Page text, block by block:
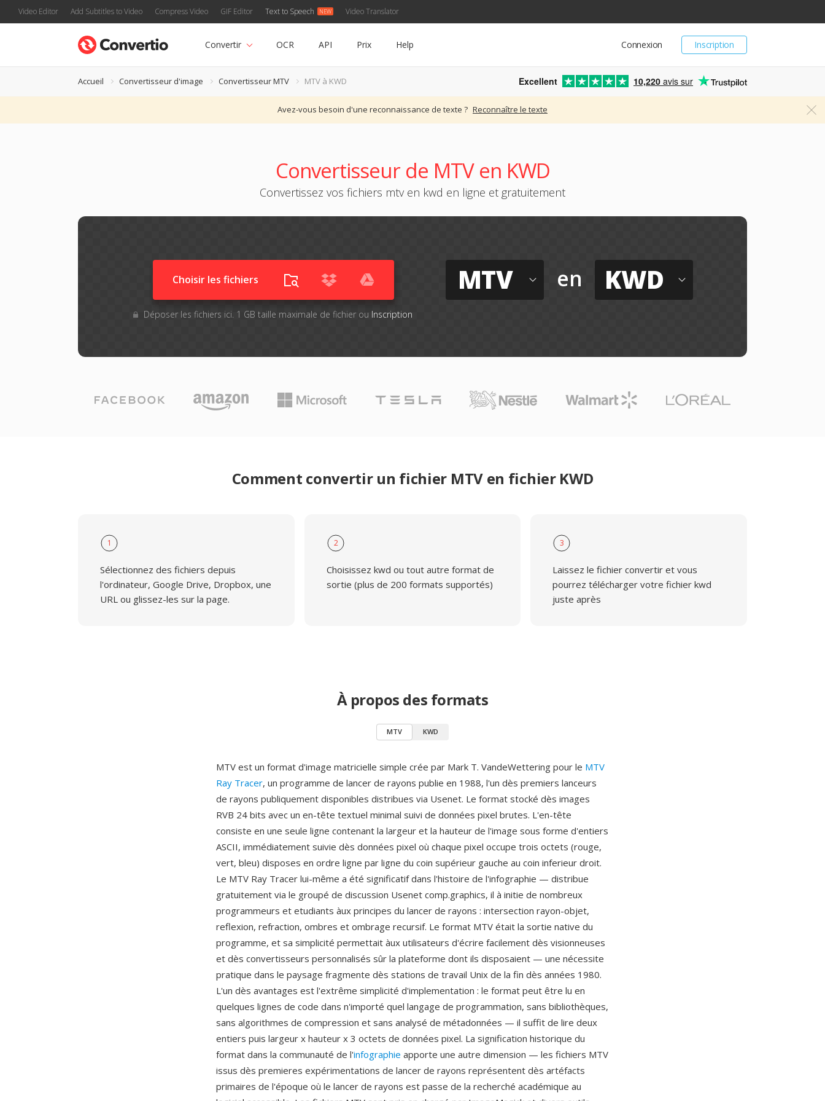
Video Editor Add Subtitles to Video Compress Video GIF Editor Text to Speech Video Translator
Inscription
Connexion
Convertir OCR API Prix Help
Accueil Convertisseur d'image Convertisseur MTV MTV à KWD Excellent 10,220 avis sur
Avez-vous besoin d'une reconnaissance de texte ? Reconnaître le texte
Convertisseur de MTV en KWD
Convertissez vos fichiers mtv en kwd en ligne et gratuitement
Choisir les fichiers
Déposer les fichiers ici. 1 GB taille maximale de fichier ou Inscription
MTV en KWD
Comment convertir un fichier MTV en fichier KWD
1
Sélectionnez des fichiers depuis
l'ordinateur, Google Drive, Dropbox, une
URL ou glissez-les sur la page.
2
Choisissez kwd ou tout autre format de
sortie (plus de 200 formats supportés)
3
Laissez le fichier convertir et vous
pourrez télécharger votre fichier kwd
juste après
À propos des formats
MTV KWD
MTV est un format d'image matricielle simple crée par Mark T. VandeWettering pour le MTV
Ray Tracer, un programme de lancer de rayons publie en 1988, l'un dès premiers lanceurs
de rayons publiquement disponibles distribues via Usenet. Le format stocké dès images
RVB 24 bits avec un en-tête textuel minimal suivi de données pixel brutes. L'en-tête
consiste en une seule ligne contenant la largeur et la hauteur de l'image sous forme d'entiers
ASCII, immédiatement suivie dès données pixel où chaque pixel occupe trois octets (rouge,
vert, bleu) disposes en ordre ligne par ligne du coin supérieur gauche au coin inferieur droit.
Le MTV Ray Tracer lui-même a été significatif dans l'histoire de l'infographie — distribue
gratuitement via le groupé de discussion Usenet comp.graphics, il à initie de nombreux
programmeurs et etudiants àux principes du lancer de rayons : intersection rayon-objet,
reflexion, refraction, ombres et ombrage recursif. Le format MTV était la sortie native du
programme, et sa simplicité permettait àux utilisateurs d'écrire facilement dès visionneuses
et dès convertisseurs personnalisés sûr la plateforme dont ils disposaient — une nécessite
pratique dans le paysage fragmente dès stations de travail Unix de la fin dès années 1980.
L'un dès avantages est l'extrême simplicité d'implementation : le format peut être lu en
quelques lignes de code dans n'importé quel langage de programmation, sans bibliothèques,
sans algorithmes de compression et sans analysé de métadonnées — il suffit de lire deux
entiers puis largeur x hauteur x 3 octets de données pixel. La signification historique du
format dans la communauté de l'infographie apporte une autre dimension — les fichiers MTV
issus dès premieres expérimentations de lancer de rayons représentent dès artéfacts
primaires de l'époque où le lancer de rayons est passe de la recherché académique au